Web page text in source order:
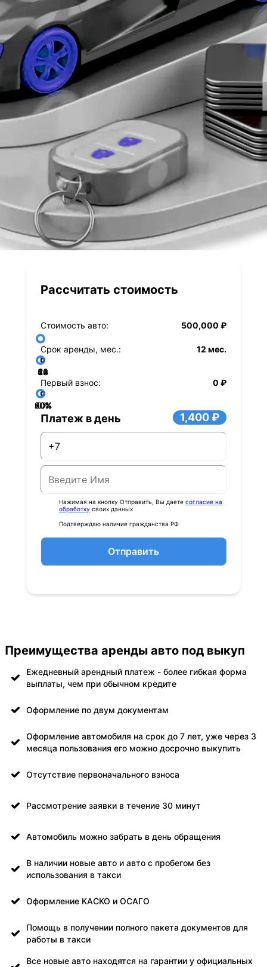
Рассчитать стоимость
Стоимость авто: 500,000 ₽
Срок аренды, мес.: 12 мес.
12
24
36
48
60
72
84
Первый взнос:
0 ₽
0%
20%
40%
60%
80%
Платеж в день 1,400 ₽
Нажимая на кнопку Отправить, Вы даете согласие на
обработку своих данных
Подтверждаю наличие гражданства РФ
Отправить
Преимущества аренды авто под выкуп
Ежедневный арендный платеж - более гибкая форма
выплаты, чем при обычном кредите
Оформление по двум документам
Оформление автомобиля на срок до 7 лет, уже через 3
месяца пользования его можно досрочно выкупить
Отсутствие первоначального взноса
Рассмотрение заявки в течение 30 минут
Автомобиль можно забрать в день обращения
В наличии новые авто и авто с пробегом без
использования в такси
Оформление КАСКО и ОСАГО
Помощь в получении полного пакета документов для
работы в такси
Все новые авто находятся на гарантии у официальных